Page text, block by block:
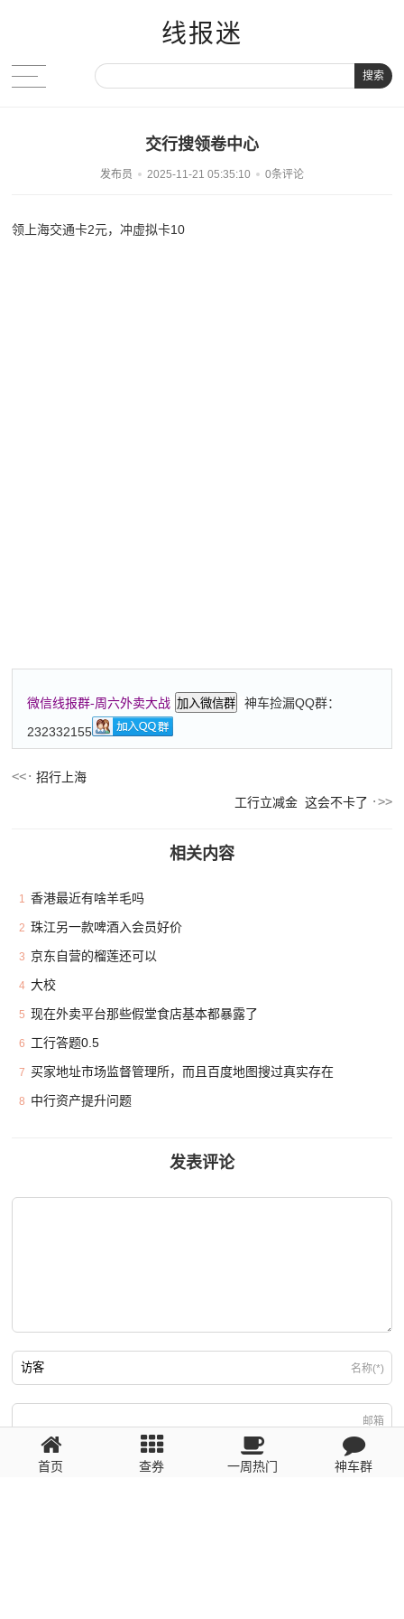
线报迷
搜索
交行搜领卷中心
发布员 2025-11-21 05:35:10 0条评论
领上海交通卡2元，冲虚拟卡10
微信线报群-周六外卖大战 加入微信群
神车捡漏QQ群：
232332155
招行上海
工行立减金 这会不卡了
相关内容
1 香港最近有啥羊毛吗
2 珠江另一款啤酒入会员好价
3 京东自营的榴莲还可以
4 大校
5 现在外卖平台那些假堂食店基本都暴露了
6 工行答题0.5
7 买家地址市场监督管理所，而且百度地图搜过真实存在
8 中行资产提升问题
发表评论
名称(*)
邮箱
回复需填写必要信息
首页 查券 一周热门 神车群